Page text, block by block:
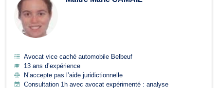
Avocat vice caché automobile Belbeuf
13 ans d’expérience
N’accepte pas l’aide juridictionnelle
Consultation 1h avec avocat expérimenté : analyse